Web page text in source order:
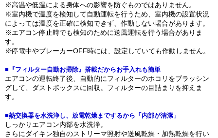
※高温や低温による身体への影響を防ぐものではありません。
※室内機で温度を検知して自動運転を行うため、室内機の設置状況
によっては温度を正確に検知できず、作動しない場合があります。
※エアコン停止時でも検知のために送風運転を行う場合がありま
す。
※停電中やブレーカーOFF時には、設定していても作動しません。
■『フィルター自動お掃除』搭載だからお手入れも簡単
エアコンの運転終了後、自動的にフィルターのホコリをブラッシン
グして、ダストボックスに回収。フィルターの目詰まりを抑えま
す。
■熱交換器を水洗浄し、放電乾燥までするから「内部が清潔」
しっかりエアコン内部を水洗浄。
さらにダイキン独自のストリーマ照射や送風乾燥・加熱乾燥を行い